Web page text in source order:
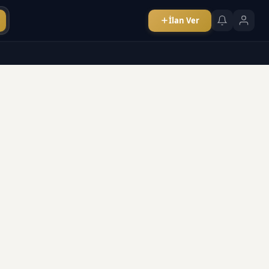
İlan Ver